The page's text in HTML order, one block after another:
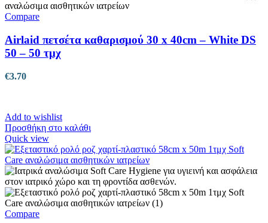
Compare
Airlaid πετσέτα καθαρισμού 30 x 40cm – White DS
50 – 50 τμχ
€3.70
Add to wishlist
Προσθήκη στο καλάθι
Quick view
Compare